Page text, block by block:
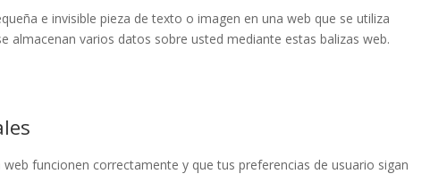
e invisible pieza de texto o imagen en una web que se utiliza
almacenan varios datos sobre usted mediante estas balizas web.
funcionen correctamente y que tus preferencias de usuario sigan